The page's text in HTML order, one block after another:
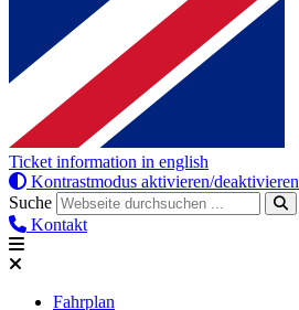
Ticket information in english
Kontrastmodus aktivieren/deaktivieren
Suche
Kontakt
Fahrplan